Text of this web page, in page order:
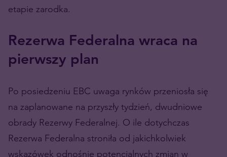
etapie zarodka.
Rezerwa Federalna wraca na
pierwszy plan
Po posiedzeniu EBC uwaga rynków przeniosła się
na zaplanowane na przyszły tydzień, dwudniowe
obrady Rezerwy Federalnej. O ile dotychczas
Rezerwa Federalna stroniła od jakichkolwiek
wskazówek odnośnie potencjalnych zmian w